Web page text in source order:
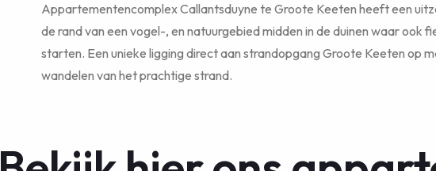
Appartementencomplex Callantsduyne te Groote Keeten heeft een
de rand van een vogel-, en natuurgebied midden in de duinen waar ook
starten. Een unieke ligging direct aan strandopgang Groote Keeten op
wandelen van het prachtige strand.